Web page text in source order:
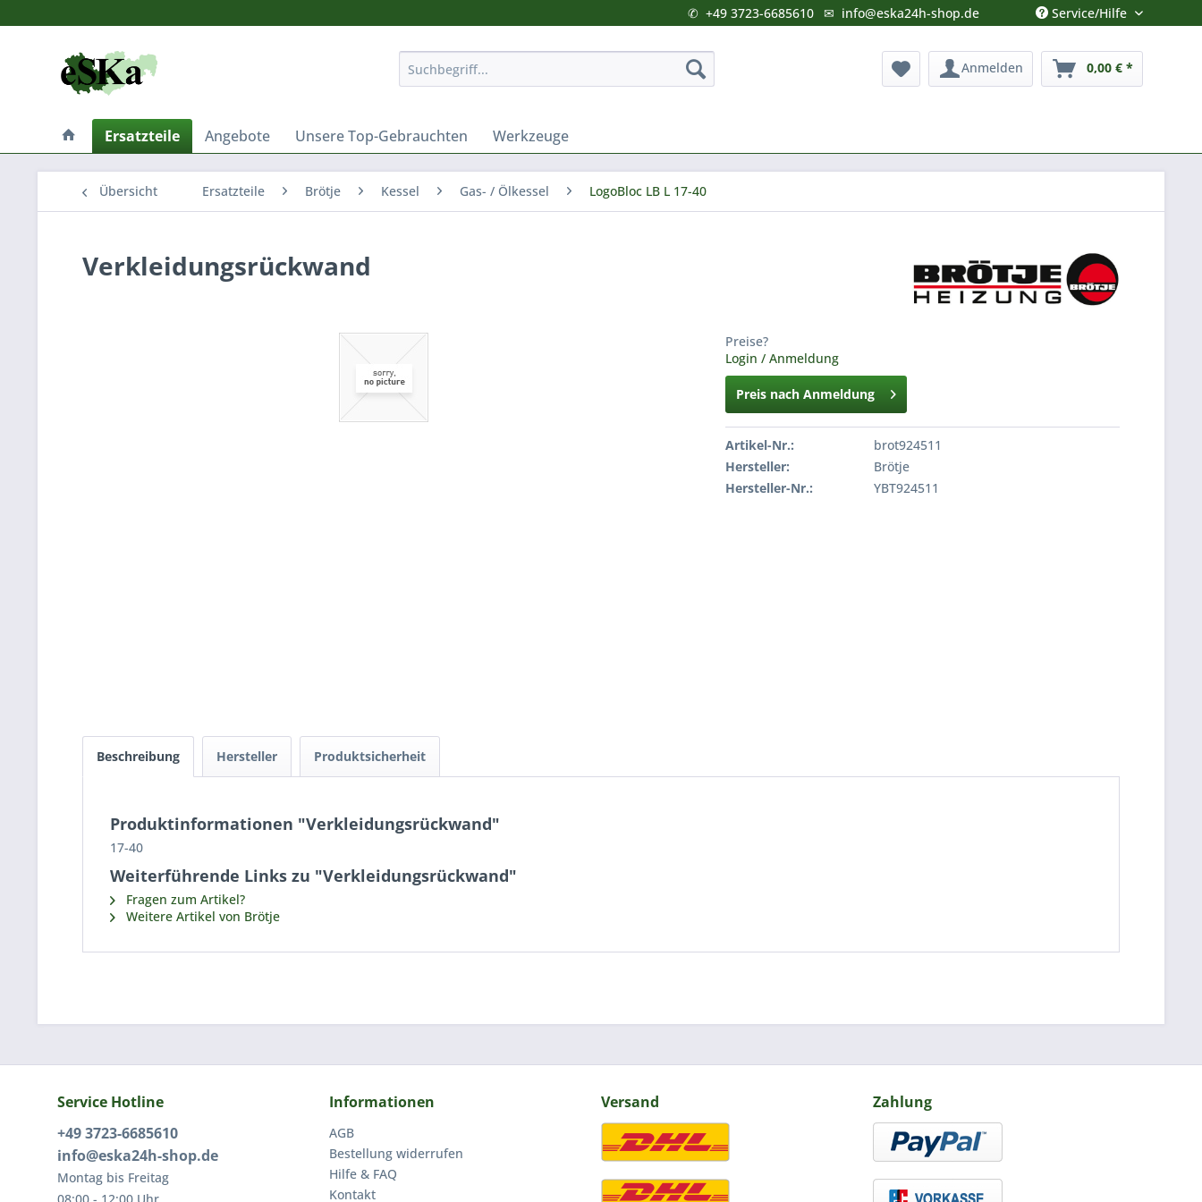
Service/Hilfe
✉ info@eska24h-shop.de
✆ +49 3723-6685610
Anmelden 0,00 € *
Ersatzteile Angebote Unsere Top-Gebrauchten Werkzeuge
Übersicht Ersatzteile Brötje Kessel Gas- / Ölkessel LogoBloc LB L 17-40
Verkleidungsrückwand
Preise?
Login / Anmeldung
Preis nach Anmeldung
Artikel-Nr.:
brot924511
Hersteller:
Brötje
Hersteller-Nr.:
YBT924511
Beschreibung Hersteller Produktsicherheit
Produktinformationen "Verkleidungsrückwand"
17-40
Weiterführende Links zu "Verkleidungsrückwand"
Fragen zum Artikel?
Weitere Artikel von Brötje
Service Hotline
+49 3723-6685610
info@eska24h-shop.de
Montag bis Freitag
Informationen
AGB
Bestellung widerrufen
Hilfe & FAQ
Kontakt
Versand Zahlung